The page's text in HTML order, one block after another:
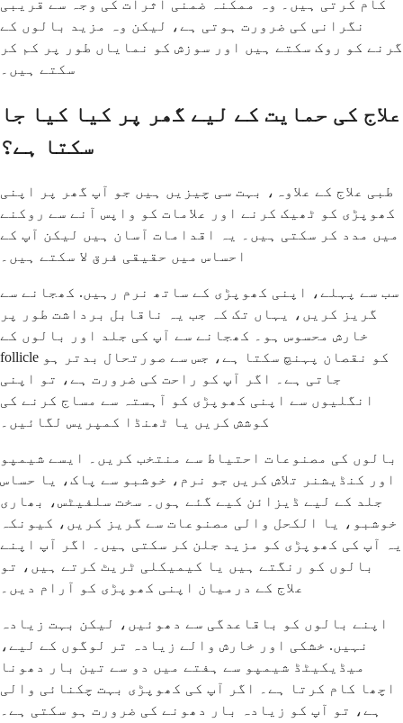
کام کرتی ہیں۔ وہ ممکنہ ضمنی اثرات کی وجہ سے قریبی
نگرانی کی ضرورت ہوتی ہے، لیکن وہ مزید بالوں کے
گرنے کو روک سکتے ہیں اور سوزش کو نمایاں طور پر کم کر
سکتے ہیں۔
علاج کی حمایت کے لیے گھر پر کیا کیا جا
سکتا ہے؟
طبی علاج کے علاوہ، بہت سی چیزیں ہیں جو آپ گھر پر اپنی
کھوپڑی کو ٹھیک کرنے اور علامات کو واپس آنے سے روکنے
میں مدد کر سکتی ہیں۔ یہ اقدامات آسان ہیں لیکن آپ کے
احساس میں حقیقی فرق لا سکتے ہیں۔
سب سے پہلے، اپنی کھوپڑی کے ساتھ نرم رہیں. کھجانے سے
گریز کریں، یہاں تک کہ جب یہ ناقابل برداشت طور پر
خارش محسوس ہو۔ کھجانے سے آپ کی جلد اور بالوں کے
follicle کو نقصان پہنچ سکتا ہے، جس سے صورتحال بدتر ہو
جاتی ہے۔ اگر آپ کو راحت کی ضرورت ہے، تو اپنی
انگلیوں سے اپنی کھوپڑی کو آہستہ سے مساج کرنے کی
کوشش کریں یا ٹھنڈا کمپریس لگائیں۔
بالوں کی مصنوعات احتیاط سے منتخب کریں۔ ایسے شیمپو
اور کنڈیشنر تلاش کریں جو نرم، خوشبو سے پاک، یا حساس
جلد کے لیے ڈیزائن کیے گئے ہوں۔ سخت سلفیٹس، بھاری
خوشبو، یا الکحل والی مصنوعات سے گریز کریں، کیونکہ
یہ آپ کی کھوپڑی کو مزید جلن کر سکتی ہیں۔ اگر آپ اپنے
بالوں کو رنگتے ہیں یا کیمیکلی ٹریٹ کرتے ہیں، تو
علاج کے درمیان اپنی کھوپڑی کو آرام دیں۔
اپنے بالوں کو باقاعدگی سے دھوئیں، لیکن بہت زیادہ
نہیں. خشکی اور خارش والے زیادہ تر لوگوں کے لیے،
میڈیکیٹڈ شیمپو سے ہفتے میں دو سے تین بار دھونا
اچھا کام کرتا ہے۔ اگر آپ کی کھوپڑی بہت چکنائی والی
ہے، تو آپ کو زیادہ بار دھونے کی ضرورت ہو سکتی ہے۔